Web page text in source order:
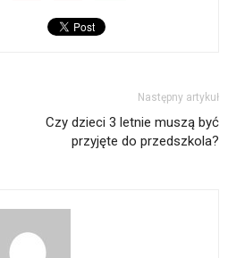
Następny artykuł
Czy dzieci 3 letnie muszą być
przyjęte do przedszkola?